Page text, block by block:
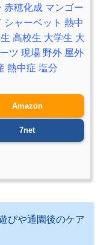
赤穂化成 マンゴー
シャーベット 熱中
高校生 大学生 大
ツ 現場 野外 屋外
熱中症 塩分
Amazon
7net
びや通園後のケア